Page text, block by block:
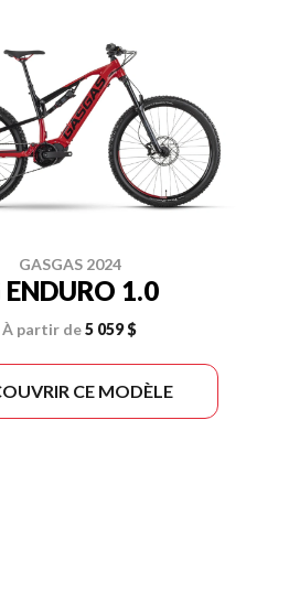
GASGAS 2024
ENDURO 1.0
À partir de5 059 $
CE MODÈLE